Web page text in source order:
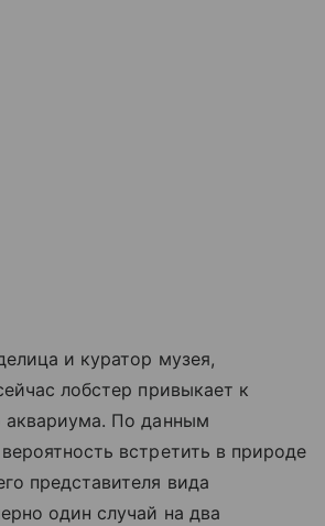
и куратор музея,
лобстер привыкает к
аквариума. По данным
встретить в природе
представителя вида
один случай на два